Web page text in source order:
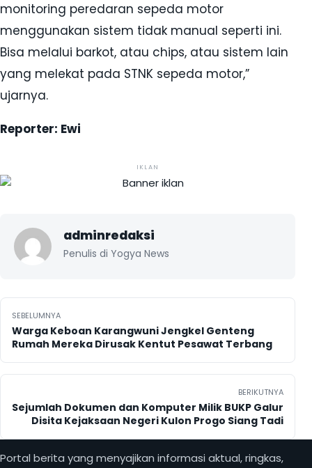
monitoring peredaran sepeda motor
menggunakan sistem tidak manual seperti ini.
Bisa melalui barkot, atau chips, atau sistem lain
yang melekat pada STNK sepeda motor,”
ujarnya.
Reporter: Ewi
IKLAN
adminredaksi
Penulis di Yogya News
Navigasi pos
SEBELUMNYA
Warga Keboan Karangwuni Jengkel Genteng
Rumah Mereka Dirusak Kentut Pesawat Terbang
BERIKUTNYA
Sejumlah Dokumen dan Komputer Milik BUKP Galur
Disita Kejaksaan Negeri Kulon Progo Siang Tadi
Portal berita yang menyajikan informasi aktual, ringkas,